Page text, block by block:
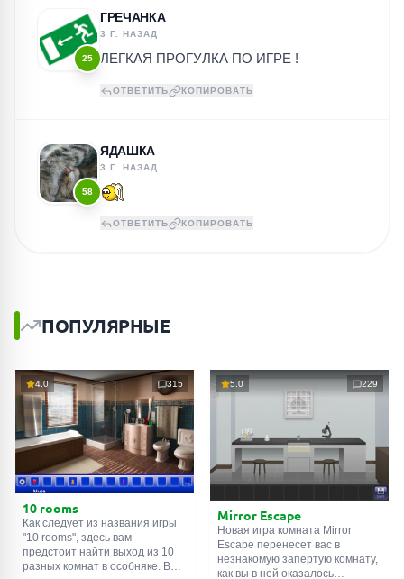
25
ГРЕЧАНКА
3 Г. НАЗАД
ЛЕГКАЯ ПРОГУЛКА ПО ИГРЕ !
ОТВЕТИТЬ КОПИРОВАТЬ
58
ЯДАШКА
3 Г. НАЗАД
ОТВЕТИТЬ КОПИРОВАТЬ
ПОПУЛЯРНЫЕ
4.0 315
10 rooms
Как следует из названия игры
"10 rooms", здесь вам
предстоит найти выход из 10
разных комнат в особняке. В
5.0 229
Mirror Escape
Новая игра комната Mirror
Escape перенесет вас в
незнакомую запертую комнату,
как вы в ней оказалось